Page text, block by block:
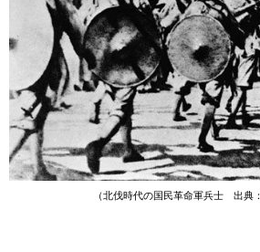
（北伐時代の国民革命軍兵士 出典：